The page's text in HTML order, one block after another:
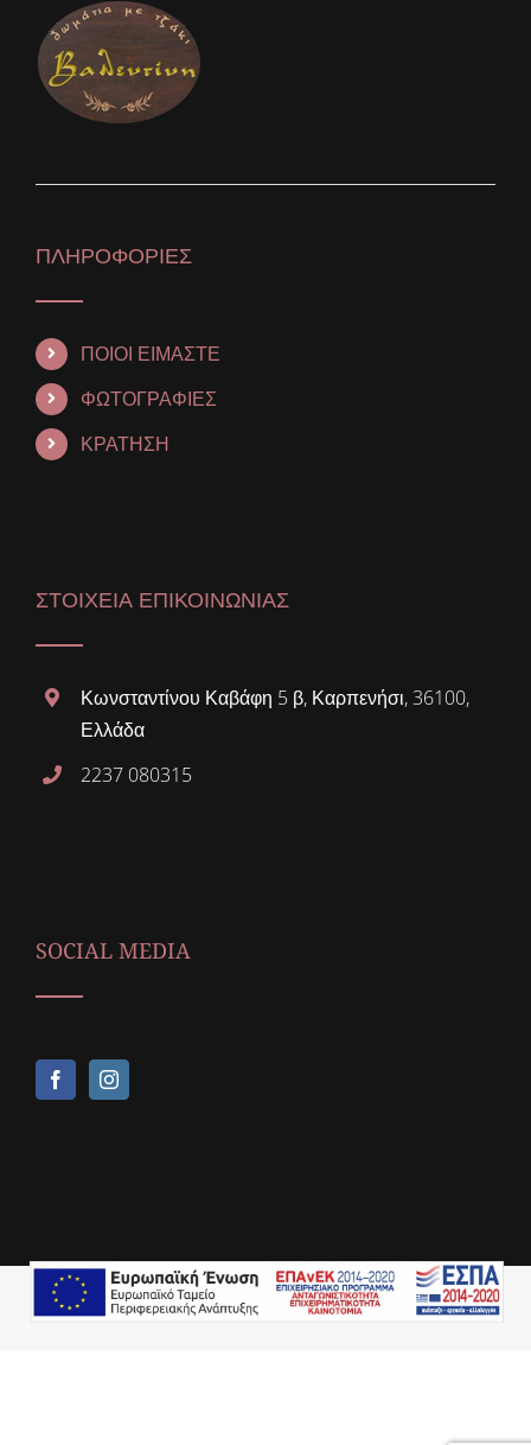
ΠΛΗΡΟΦΟΡΙΕΣ
ΠΟΙΟΙ ΕΙΜΑΣΤΕ
ΦΩΤΟΓΡΑΦΙΕΣ
ΚΡΑΤΗΣΗ
ΣΤΟΙΧΕΙΑ ΕΠΙΚΟΙΝΩΝΙΑΣ
Κωνσταντίνου Καβάφη 5 β, Καρπενήσι, 36100,
Ελλάδα
2237 080315
SOCIAL MEDIA
Copyright © 2018, Icop Web Services